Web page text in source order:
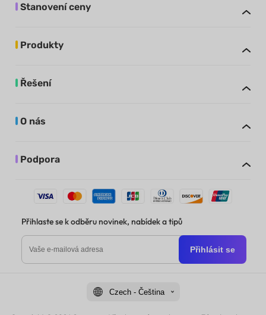
Stanovení ceny
Produkty
Řešení
O nás
Podpora
Přihlaste se k odběru novinek, nabídek a tipů
Přihlásit se
Czech - Čeština